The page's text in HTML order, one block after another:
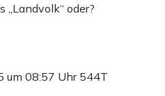
„Landvolk“ oder?
um 08:57 Uhr 544T